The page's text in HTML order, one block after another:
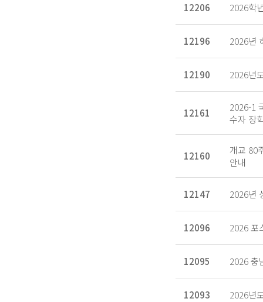
12206 2026학
12196 2026년
12190 2026년
12161
2026-1
수자 장
12160
개교 80
안내
12147 2026년
12096 2026 포
12095 2026 충
12093 2026년